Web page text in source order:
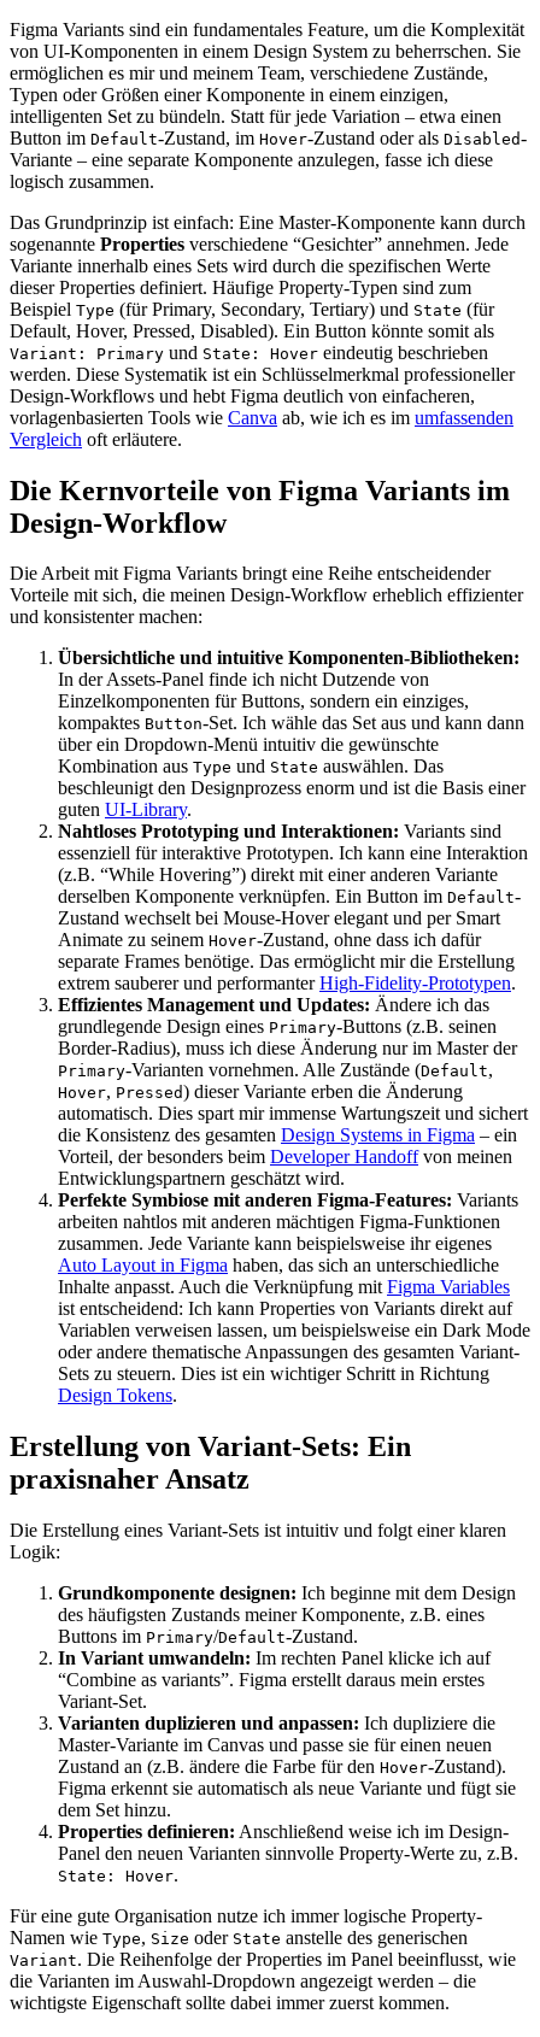
Figma Variants sind ein fundamentales Feature, um die Komplexität
von UI-Komponenten in einem Design System zu beherrschen. Sie
ermöglichen es mir und meinem Team, verschiedene Zustände,
Typen oder Größen einer Komponente in einem einzigen,
intelligenten Set zu bündeln. Statt für jede Variation – etwa einen
Button im Default-Zustand, im Hover-Zustand oder als Disabled-
Variante – eine separate Komponente anzulegen, fasse ich diese
logisch zusammen.
Das Grundprinzip ist einfach: Eine Master-Komponente kann durch
sogenannte Properties verschiedene “Gesichter” annehmen. Jede
Variante innerhalb eines Sets wird durch die spezifischen Werte
dieser Properties definiert. Häufige Property-Typen sind zum
Beispiel Type (für Primary, Secondary, Tertiary) und State (für
Default, Hover, Pressed, Disabled). Ein Button könnte somit als
Variant: Primary und State: Hover eindeutig beschrieben
werden. Diese Systematik ist ein Schlüsselmerkmal professioneller
Design-Workflows und hebt Figma deutlich von einfacheren,
vorlagenbasierten Tools wie Canva ab, wie ich es im umfassenden
Vergleich oft erläutere.
Die Kernvorteile von Figma Variants im
Design-Workflow
Die Arbeit mit Figma Variants bringt eine Reihe entscheidender
Vorteile mit sich, die meinen Design-Workflow erheblich effizienter
und konsistenter machen:
Übersichtliche und intuitive Komponenten-Bibliotheken:
In der Assets-Panel finde ich nicht Dutzende von
Einzelkomponenten für Buttons, sondern ein einziges,
kompaktes Button-Set. Ich wähle das Set aus und kann dann
über ein Dropdown-Menü intuitiv die gewünschte
Kombination aus Type und State auswählen. Das
beschleunigt den Designprozess enorm und ist die Basis einer
guten UI-Library.
Nahtloses Prototyping und Interaktionen: Variants sind
essenziell für interaktive Prototypen. Ich kann eine Interaktion
(z.B. “While Hovering”) direkt mit einer anderen Variante
derselben Komponente verknüpfen. Ein Button im Default-
Zustand wechselt bei Mouse-Hover elegant und per Smart
Animate zu seinem Hover-Zustand, ohne dass ich dafür
separate Frames benötige. Das ermöglicht mir die Erstellung
extrem sauberer und performanterHigh-Fidelity-Prototypen.
Effizientes Management und Updates: Ändere ich das
grundlegende Design eines Primary-Buttons (z.B. seinen
Border-Radius), muss ich diese Änderung nur im Master der
Primary-Varianten vornehmen. Alle Zustände (Default,
Hover, Pressed) dieser Variante erben die Änderung
automatisch. Dies spart mir immense Wartungszeit und sichert
die Konsistenz des gesamten Design Systems in Figma – ein
Vorteil, der besonders beim Developer Handoffvon meinen
Entwicklungspartnern geschätzt wird.
Perfekte Symbiose mit anderen Figma-Features: Variants
arbeiten nahtlos mit anderen mächtigen Figma-Funktionen
zusammen. Jede Variante kann beispielsweise ihr eigenes
Auto Layout in Figma haben, das sich an unterschiedliche
Inhalte anpasst. Auch die Verknüpfung mitFigma Variables
ist entscheidend: Ich kann Properties von Variants direkt auf
Variablen verweisen lassen, um beispielsweise ein Dark Mode
oder andere thematische Anpassungen des gesamten Variant-
Sets zu steuern. Dies ist ein wichtiger Schritt in Richtung
Design Tokens.
Erstellung von Variant-Sets: Ein
praxisnaher Ansatz
Die Erstellung eines Variant-Sets ist intuitiv und folgt einer klaren
Logik:
Grundkomponente designen: Ich beginne mit dem Design
des häufigsten Zustands meiner Komponente, z.B. eines
Buttons im Primary/Default-Zustand.
In Variant umwandeln: Im rechten Panel klicke ich auf
“Combine as variants”. Figma erstellt daraus mein erstes
Variant-Set.
Varianten duplizieren und anpassen: Ich dupliziere die
Master-Variante im Canvas und passe sie für einen neuen
Zustand an (z.B. ändere die Farbe für den Hover-Zustand).
Figma erkennt sie automatisch als neue Variante und fügt sie
dem Set hinzu.
Properties definieren: Anschließend weise ich im Design-
Panel den neuen Varianten sinnvolle Property-Werte zu, z.B.
State: Hover.
Für eine gute Organisation nutze ich immer logische Property-
Namen wie Type, Size oder State anstelle des generischen
Variant. Die Reihenfolge der Properties im Panel beeinflusst, wie
die Varianten im Auswahl-Dropdown angezeigt werden – die
wichtigste Eigenschaft sollte dabei immer zuerst kommen.